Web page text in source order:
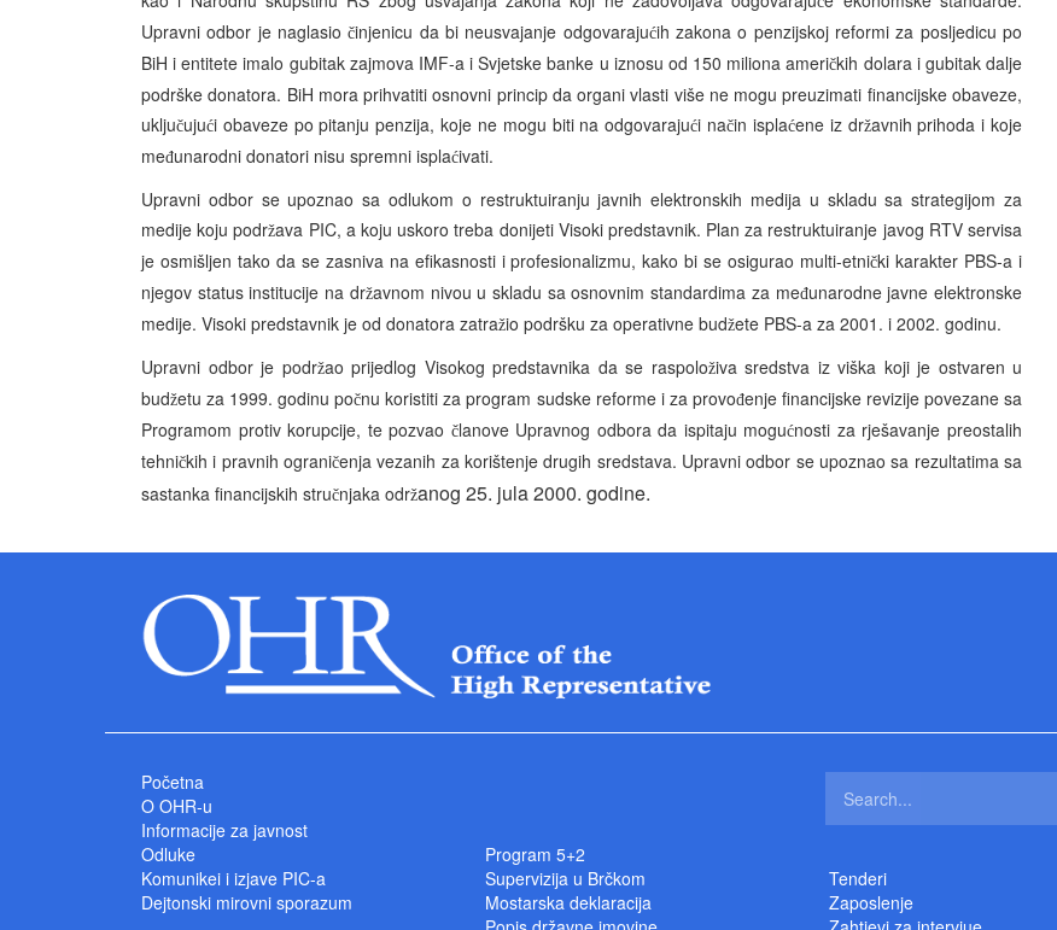
Upravni odbor je naglasiočinjenicu da bi neusvajanje odgovarajućih zakona o penzijskoj reformi za posljedicu po
BiH i entitete imalo gubitak zajmova IMF-a i Svjetske banke u iznosu od 150 miliona američkih dolara i gubitak dalje
podrške donatora. BiH mora prihvatiti osnovni princip da organi vlasti više ne mogu preuzimati financijske obaveze,
uključujući obaveze po pitanju penzija, koje ne mogu biti na odgovarajući način isplaćene iz državnih prihoda i koje
međunarodni donatori nisu spremni isplaćivati.
Upravni odbor se upoznao sa odlukom o restruktuiranju javnih elektronskih medija u skladu sa strategijom za
medije koju podržava PIC, a koju uskoro treba donijeti Visoki predstavnik. Plan za restruktuiranje javog RTV servisa
je osmišljen tako da se zasniva na efikasnosti i profesionalizmu, kako bi se osigurao multi-etnički karakter PBS-a i
njegov status institucije na državnom nivou u skladu sa osnovnim standardima za međunarodne javne elektronske
medije. Visoki predstavnik je od donatora zatražio podršku za operativne budžete PBS-a za 2001. i 2002. godinu.
Upravni odbor je podržao prijedlog Visokog predstavnika da se raspoloživa sredstva iz viška koji je ostvaren u
budžetu za 1999. godinu počnu koristiti za program sudske reforme i za provođenje financijske revizije povezane sa
Programom protiv korupcije, te pozvao članove Upravnog odbora da ispitaju mogućnosti za rješavanje preostalih
tehničkih i pravnih ograničenja vezanih za korištenje drugih sredstava. Upravni odbor se upoznao sa rezultatima sa
sastanka financijskih stručnjaka održanog 25. jula 2000. godine.
Početna
O OHR-u
Informacije za javnost
Odluke
Komunikei i izjave PIC-a
Dejtonski mirovni sporazum
Program 5+2
Supervizija u Brčkom
Mostarska deklaracija
Tenderi
Zaposlenje